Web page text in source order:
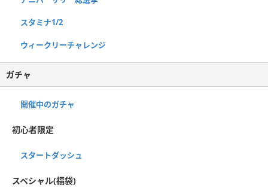
スタミナ1/2
ウィークリーチャレンジ
ガチャ
開催中のガチャ
初心者限定
スタートダッシュ
スペシャル(福袋)